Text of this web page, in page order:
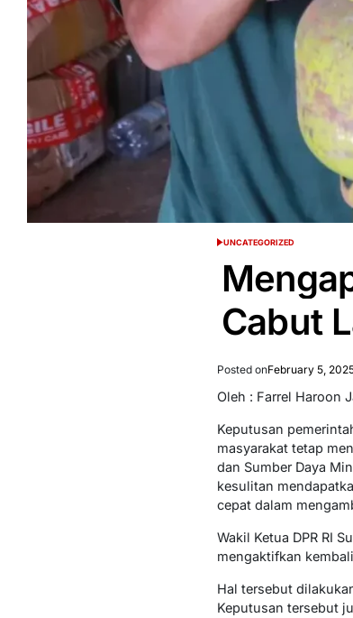
POSTED
UNCATEGORIZED
Cabut
Posted onFebruary 5,
Oleh : Farrel Haroon
Keputusan
masyarakat tetap
dan Sumber Daya
kesulitan
cepat dalam
Wakil Ketua DPR RI
mengaktifkan
Hal tersebut
Keputusan tersebut